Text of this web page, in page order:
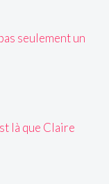
seulement un
là que Claire